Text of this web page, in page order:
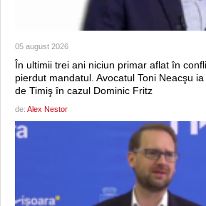
05 august 2026
În ultimii trei ani niciun primar aflat în
pierdut mandatul. Avocatul Toni Neacşu
de Timiş în cazul Dominic Fritz
de: Alex Nestor